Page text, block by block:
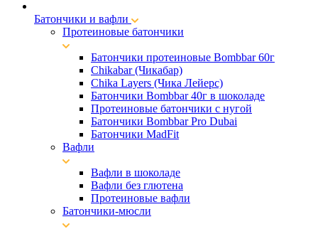
Батончики и вафли
Протеиновые батончики
Батончики протеиновые Bombbar 60г
Chikabar (Чикабар)
Chika Layers (Чика Лейерс)
Батончики Bombbar 40г в шоколаде
Протеиновые батончики с нугой
Батончики Bombbar Pro Dubai
Батончики MadFit
Вафли
Вафли в шоколаде
Вафли без глютена
Протеиновые вафли
Батончики-мюсли